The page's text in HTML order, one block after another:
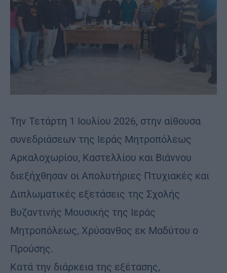
Την Τετάρτη 1 Ιουλίου 2026, στην αίθουσα
συνεδριάσεων της Ιεράς Μητροπόλεως
Αρκαλοχωρίου, Καστελλίου και Βιάννου
διεξήχθησαν οι Απολυτήριες Πτυχιακές και
Διπλωματικές εξετάσεις της Σχολής
Βυζαντινής Μουσικής της Ιεράς
Μητροπόλεως, Χρύσανθος εκ Μαδύτου ο
Προύσης.
Κατά την διάρκεια της εξέτασης,